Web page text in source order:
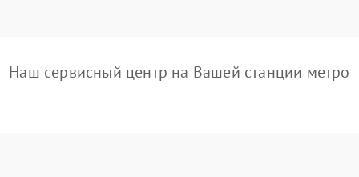
Наш сервисный центр на Вашей станции метро